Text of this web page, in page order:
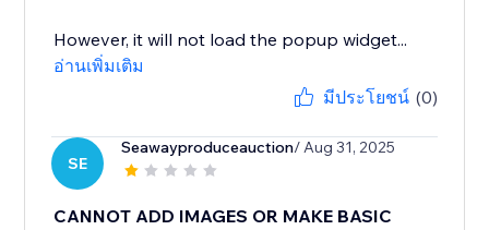
However, it will not load the popup widget...
อ่านเพิ่มเติม
มีประโยชน์ (0)
SE
Seawayproduceauction/ Aug 31, 2025
CANNOT ADD IMAGES OR MAKE BASIC